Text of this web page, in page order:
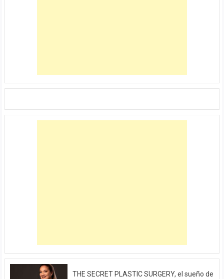
THE SECRET PLASTIC SURGERY, el sueño de